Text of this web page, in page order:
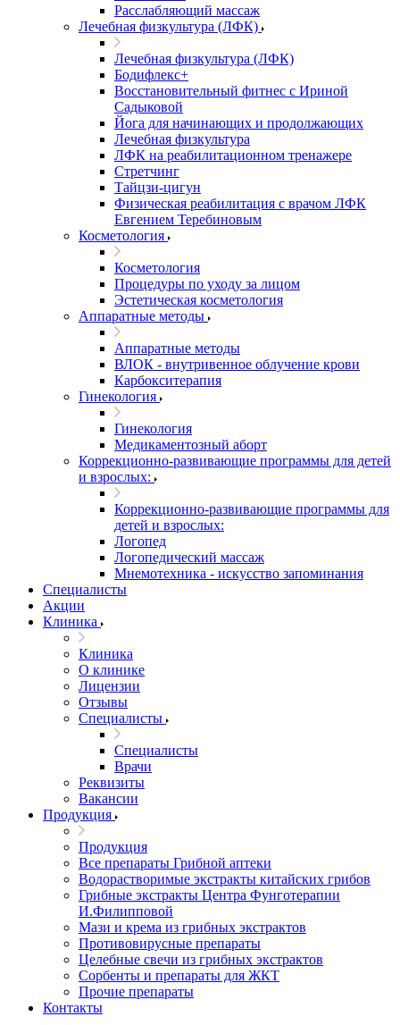
Расслабляющий массаж
Лечебная физкультура (ЛФК)
Лечебная физкультура (ЛФК)
Бодифлекс+
Восстановительный фитнес с Ириной
Садыковой
Йога для начинающих и продолжающих
Лечебная физкультура
ЛФК на реабилитационном тренажере
Стретчинг
Тайцзи-цигун
Физическая реабилитация с врачом ЛФК
Евгением Теребиновым
Косметология
Косметология
Процедуры по уходу за лицом
Эстетическая косметология
Аппаратные методы
Аппаратные методы
ВЛОК - внутривенное облучение крови
Карбокситерапия
Гинекология
Гинекология
Медикаментозный аборт
Коррекционно-развивающие программы для детей
и взрослых:
Коррекционно-развивающие программы для
детей и взрослых:
Логопед
Логопедический массаж
Мнемотехника - искусство запоминания
Специалисты
Акции
Клиника
Клиника
О клинике
Лицензии
Отзывы
Специалисты
Специалисты
Врачи
Реквизиты
Вакансии
Продукция
Продукция
Все препараты Грибной аптеки
Водорастворимые экстракты китайских грибов
Грибные экстракты Центра Фунготерапии
И.Филипповой
Мази и крема из грибных экстрактов
Противовирусные препараты
Целебные свечи из грибных экстрактов
Сорбенты и препараты для ЖКТ
Прочие препараты
Контакты